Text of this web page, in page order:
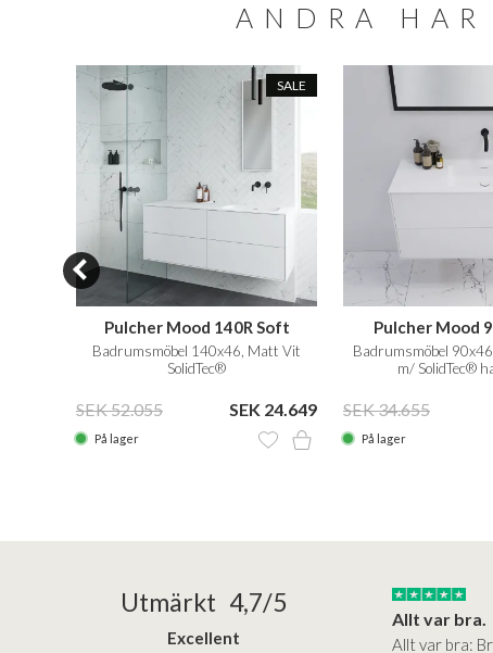
ANDRA
SALE
Pulcher Mood 140R Soft
Badrumsmöbel 140x46, Matt Vit
SolidTec®
SEK 52.055 SEK 24.649
På lager
Pulcher Mood
Badrumsmöbel
m/ SolidTec®
SEK 34.655
På lager
Utmärkt 4,7/5
Excellent
30/03/2025
Bad&stil var verkligen lätt att
Allt var bra.
Allt var bra: